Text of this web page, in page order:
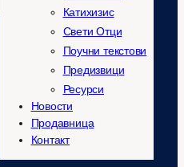
Катихизис
Свети Отци
Поучни текстови
Предизвици
Ресурси
Новости
Продавница
Контакт